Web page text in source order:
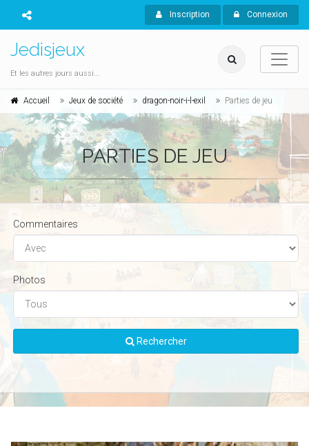
Inscription Connexion
Jedisjeux
Et les autres jours aussi...
Accueil Jeux de société dragon-noir-i-l-exil Parties de jeu
PARTIES DE JEU
Commentaires
Photos
Rechercher